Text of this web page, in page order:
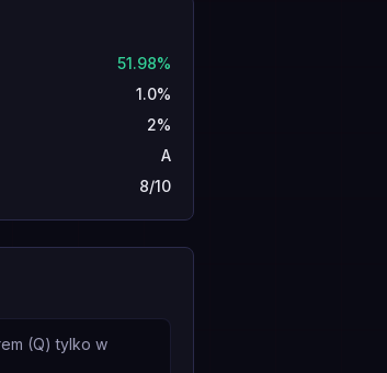
51.98%
1.0%
2%
A
8/10
(Q) tylko w